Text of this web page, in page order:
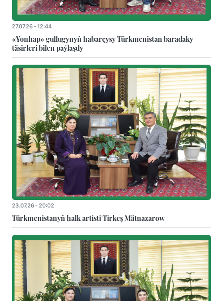
27.07.26 - 12:44
«Yonhap» gullugynyň habarçysy Türkmenistan baradaky
täsirleri bilen paýlaşdy
23.07.26 - 20:02
Türkmenistanyň halk artisti Tirkeş Mätnazarow